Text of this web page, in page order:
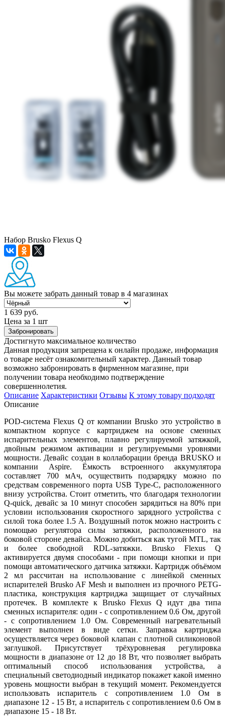
Набор Brusko Flexus Q
Вы можете забрать данный товар в 4 магазинах
1 639 руб.
Цена за 1 шт
Забронировать
Достигнуто максимальное количество
Данная продукция запрещена к онлайн продаже, информация
о товаре несёт ознакомительный характер. Данный товар
возможно забронировать в фирменном магазине, при
получении товара необходимо подтверждение
совершеннолетия.
Описание Характеристики Отзывы К этому товару подходят
Описание
POD-система Flexus Q от компании Brusko это устройство в
компактном корпусе с картриджем на основе сменных
испарительных элементов, плавно регулируемой затяжкой,
двойным режимом активации и регулируемыми уровнями
мощности. Девайс создан в коллаборации бренда BRUSKO и
компании Aspire. Ёмкость встроенного аккумулятора
составляет 700 мАч, осуществить подзарядку можно по
средствам современного порта USB Type-C, расположенного
внизу устройства. Стоит отметить, что благодаря технологии
Q-quick, девайс за 10 минут способен зарядиться на 80% при
условии использования скоростного зарядного устройства с
силой тока более 1.5 А. Воздушный поток можно настроить с
помощью регулятора силы затяжки, расположенного на
боковой стороне девайса. Можно добиться как тугой MTL, так
и более свободной RDL-затяжки. Brusko Flexus Q
активируется двумя способами - при помощи кнопки и при
помощи автоматического датчика затяжки. Картридж объёмом
2 мл рассчитан на использование с линейкой сменных
испарителей Brusko AF Mesh и выполнен из прочного PETG-
пластика, конструкция картриджа защищает от случайных
протечек. В комплекте к Brusko Flexus Q идут два типа
сменных испарителя: один - с сопротивлением 0.6 Ом, другой
- с сопротивлением 1.0 Ом. Современный нагревательный
элемент выполнен в виде сетки. Заправка картриджа
осуществляется через боковой клапан с плотной силиконовой
заглушкой. Присутствует трёхуровневая регулировка
мощности в диапазоне от 12 до 18 Вт, что позволяет выбрать
оптимальный способ использования устройства, а
специальный светодиодный индикатор покажет какой именно
уровень мощности выбран в текущий момент. Рекомендуется
использовать испаритель с сопротивлением 1.0 Ом в
диапазоне 12 - 15 Вт, а испаритель с сопротивлением 0.6 Ом в
диапазоне 15 - 18 Вт.